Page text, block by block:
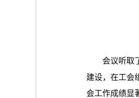
会议听取
建设，在工会
会工作成绩显